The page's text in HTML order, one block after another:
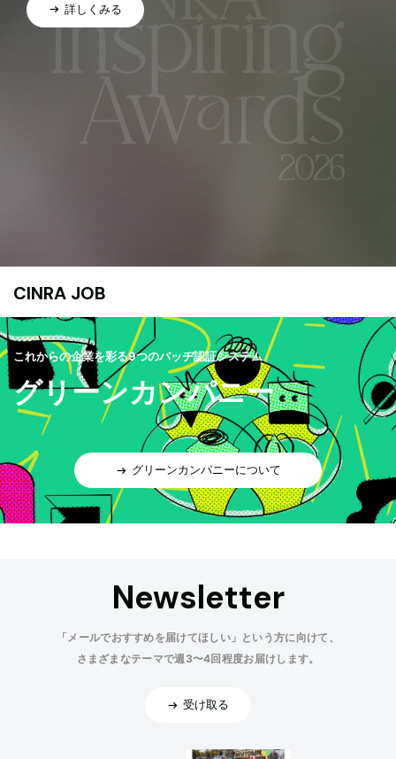
詳しくみる
CINRA JOB
これからの企業を彩る9つのバッヂ認証システム
グリーンカンパニー
グリーンカンパニーについて
Newsletter
「メールでおすすめを届けてほしい」という方に向けて、
さまざまなテーマで週3〜4回程度お届けします。
受け取る